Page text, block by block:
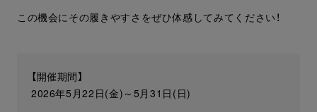
この機会にその履きやすさをぜひ体感してみてください！
【開催期間】
2026年5月22日(金)～5月31日(日)